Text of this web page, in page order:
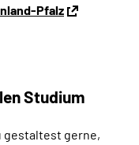
Pfalz
Studium
gestaltest gerne,